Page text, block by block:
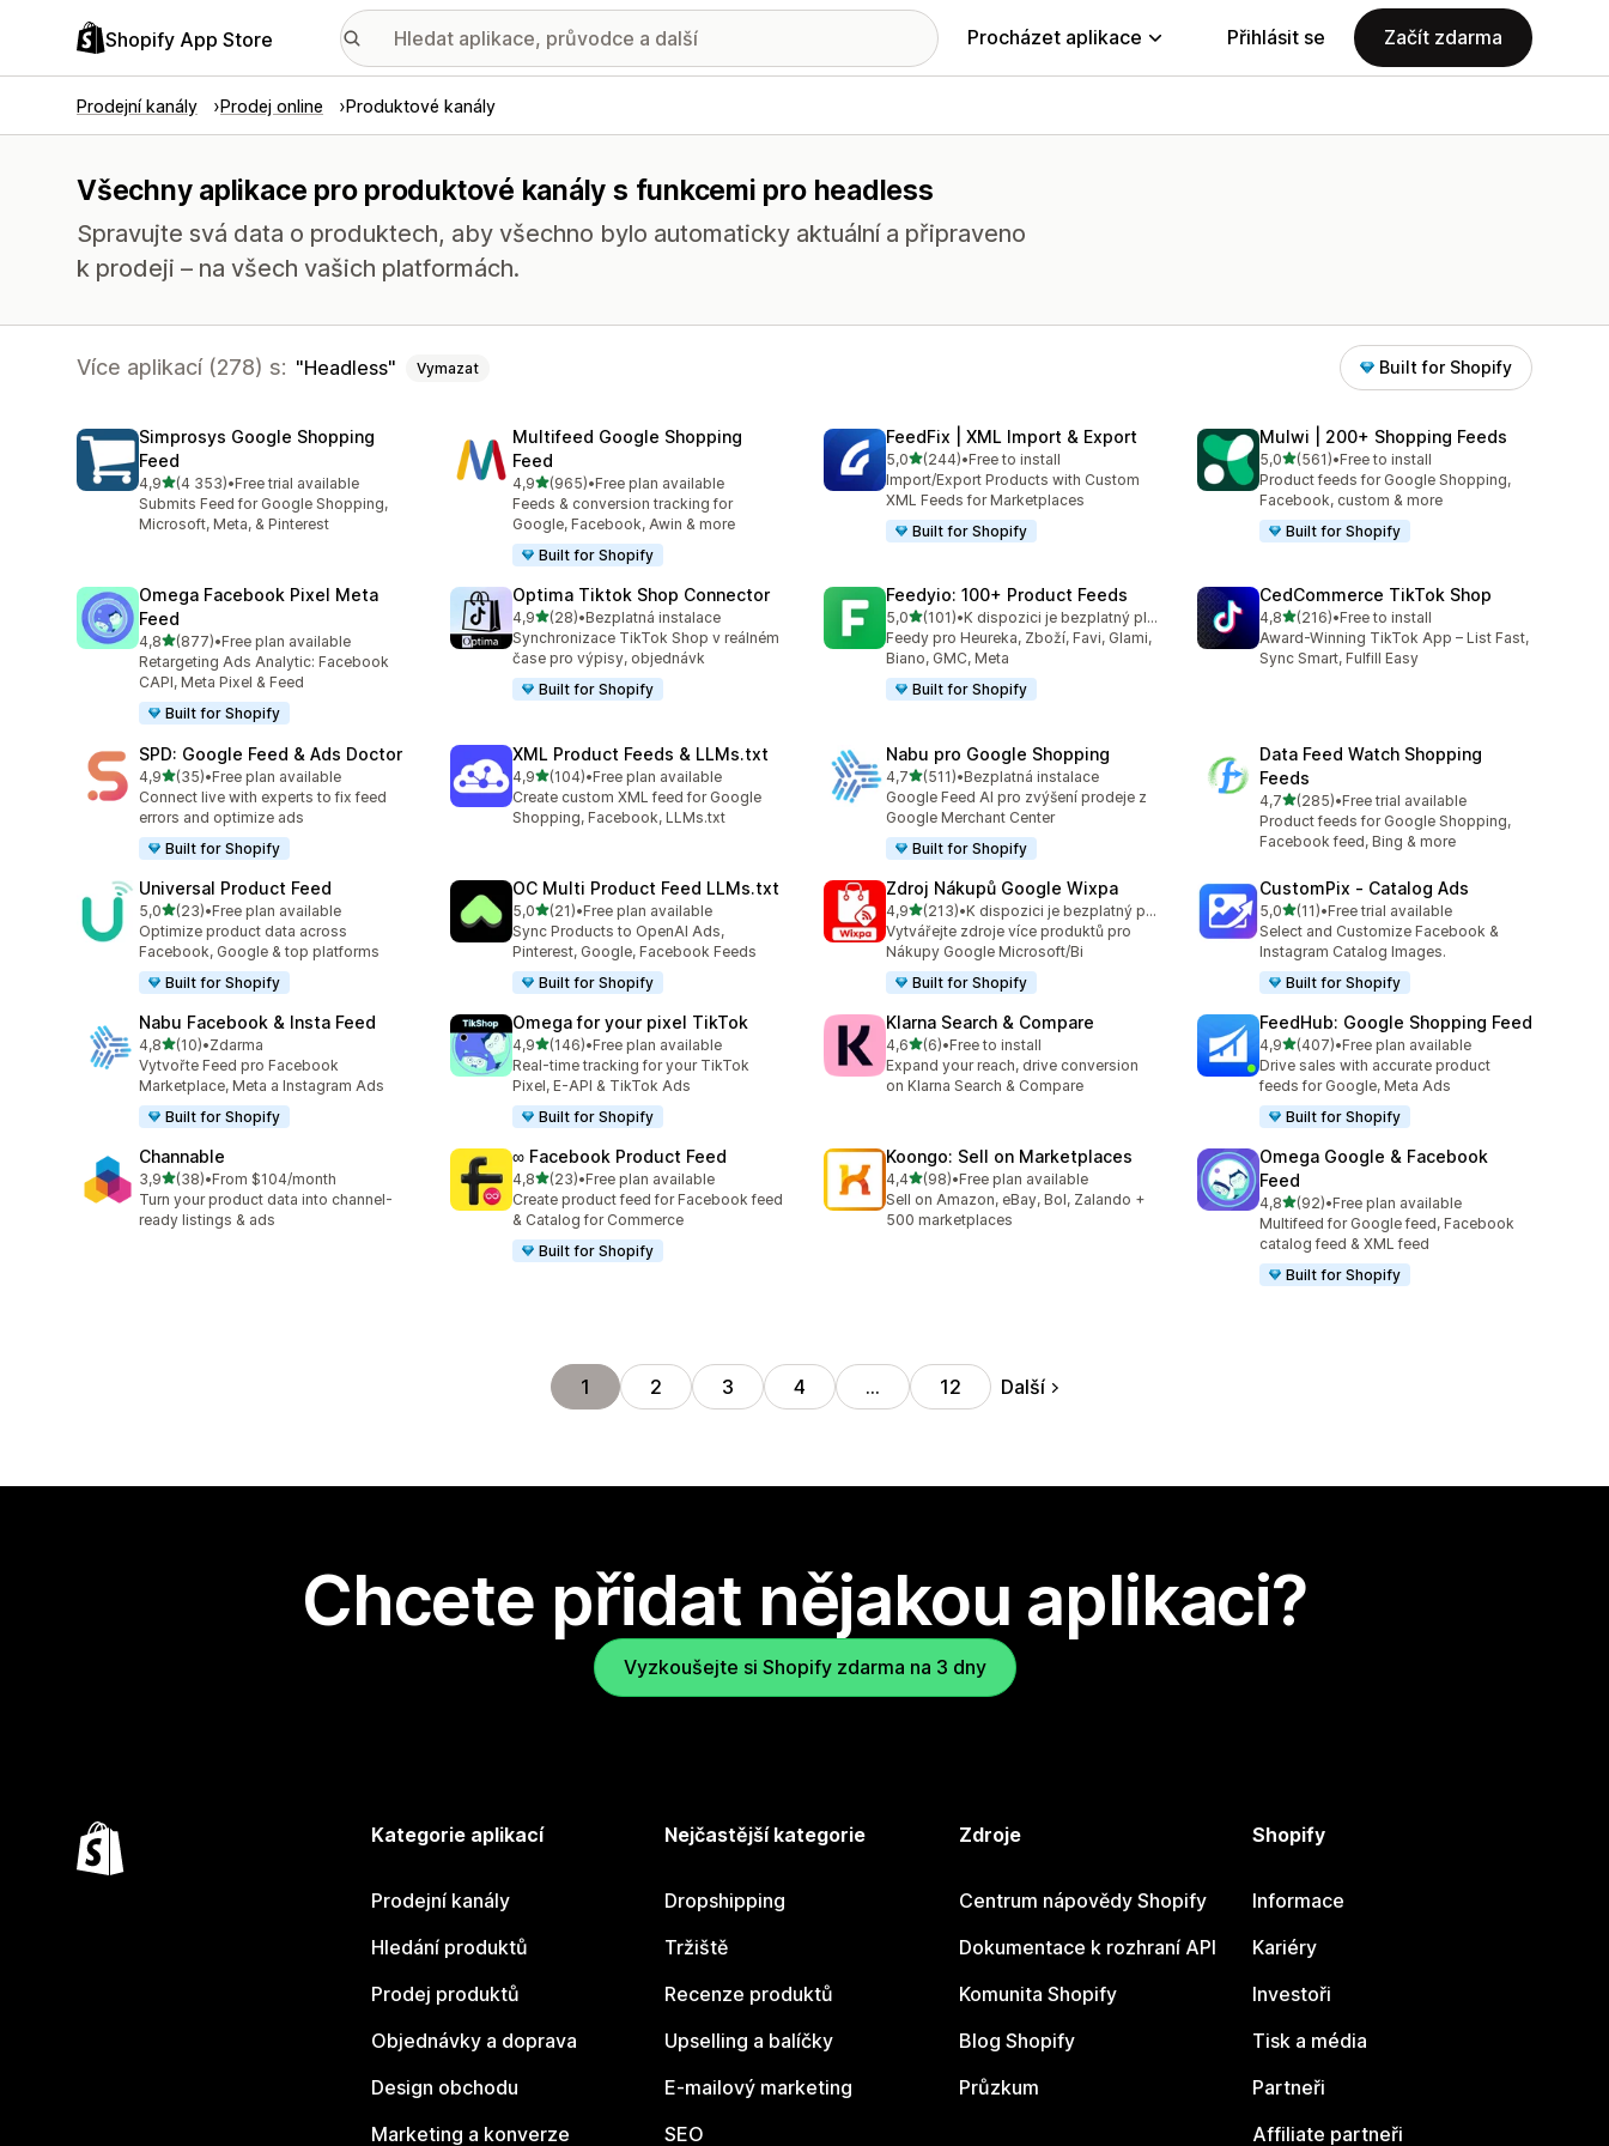
Shopify App Store Procházet aplikace Přihlásit se Začít zdarma
Prodejní kanály Prodej online Produktové kanály
Všechny aplikace pro produktové kanály s funkcemi pro headless
Spravujte svá data o produktech, aby všechno bylo automaticky aktuální a připraveno
k prodeji – na všech vašich platformách.
Více aplikací (278) s: Headless Vymazat Built for Shopify
Simprosys Google Shopping
Feed
4,9z 5 hvězd
(4 353)
Celkový počet recenzí: 4353
•Free trial available
Submits Feed for Google Shopping,
Microsoft, Meta, & Pinterest
Multifeed Google Shopping
Feed
4,9z 5 hvězd
(965)
Celkový počet recenzí: 965
•Free plan available
Feeds & conversion tracking for
Google, Facebook, Awin & more
Built for Shopify
FeedFix | XML Import & Export
5,0z 5 hvězd
(244)
Celkový počet recenzí: 244
•Free to install
Import/Export Products with Custom
XML Feeds for Marketplaces
Built for Shopify
Mulwi | 200+ Shopping Feeds
5,0z 5 hvězd
(561)
Celkový počet recenzí: 561
•Free to install
Product feeds for Google Shopping,
Facebook, custom & more
Built for Shopify
Omega Facebook Pixel Meta
Feed
4,8z 5 hvězd
(877)
Celkový počet recenzí: 877
•Free plan available
Retargeting Ads Analytic: Facebook
CAPI, Meta Pixel & Feed
Built for Shopify
Optima Tiktok Shop Connector
4,9z 5 hvězd
(28)
Celkový počet recenzí: 28
•Bezplatná instalace
Synchronizace TikTok Shop v reálném
čase pro výpisy, objednávk
Built for Shopify
Feedyio: 100+ Product Feeds
5,0z 5 hvězd
(101)
Celkový počet recenzí: 101
•
K dispozici je bezplatný plán
Feedy pro Heureka, Zboží, Favi, Glami,
Biano, GMC, Meta
Built for Shopify
CedCommerce TikTok Shop
4,8z 5 hvězd
(216)
Celkový počet recenzí: 216
•Free to install
Award-Winning TikTok App – List Fast,
Sync Smart, Fulfill Easy
SPD: Google Feed & Ads Doctor
4,9z 5 hvězd
(35)
Celkový počet recenzí: 35
•Free plan available
Connect live with experts to fix feed
errors and optimize ads
Built for Shopify
XML Product Feeds & LLMs.txt
4,9z 5 hvězd
(104)
Celkový počet recenzí: 104
•Free plan available
Create custom XML feed for Google
Shopping, Facebook, LLMs.txt
Nabu pro Google Shopping
4,7z 5 hvězd
(511)
Celkový počet recenzí: 511
•Bezplatná instalace
Google Feed AI pro zvýšení prodeje z
Google Merchant Center
Built for Shopify
Data Feed Watch Shopping
Feeds
4,7z 5 hvězd
(285)
Celkový počet recenzí: 285
•Free trial available
Product feeds for Google Shopping,
Facebook feed, Bing & more
Universal Product Feed
5,0z 5 hvězd
(23)
Celkový počet recenzí: 23
•Free plan available
Optimize product data across
Facebook, Google & top platforms
Built for Shopify
OC Multi Product Feed LLMs.txt
5,0z 5 hvězd
(21)
Celkový počet recenzí: 21
•Free plan available
Sync Products to OpenAI Ads,
Pinterest, Google, Facebook Feeds
Built for Shopify
Zdroj Nákupů Google Wixpa
4,9z 5 hvězd
(213)
Celkový počet recenzí: 213
•
K dispozici je bezplatný plán
Vytvářejte zdroje více produktů pro
Nákupy Google Microsoft/Bi
Built for Shopify
CustomPix ‑ Catalog Ads
5,0z 5 hvězd
(11)
Celkový počet recenzí: 11
•Free trial available
Select and Customize Facebook &
Instagram Catalog Images.
Built for Shopify
Nabu Facebook & Insta Feed
4,8z 5 hvězd
(10)
Celkový počet recenzí: 10
•Zdarma
Vytvořte Feed pro Facebook
Marketplace, Meta a Instagram Ads
Built for Shopify
Omega for your pixel TikTok
4,9z 5 hvězd
(146)
Celkový počet recenzí: 146
•Free plan available
Real-time tracking for your TikTok
Pixel, E-API & TikTok Ads
Built for Shopify
Klarna Search & Compare
4,6z 5 hvězd
(6)
Celkový počet recenzí: 6
•Free to install
Expand your reach, drive conversion
on Klarna Search & Compare
FeedHub: Google Shopping Feed
4,9z 5 hvězd
(407)
Celkový počet recenzí: 407
•Free plan available
Drive sales with accurate product
feeds for Google, Meta Ads
Built for Shopify
Channable
3,9z 5 hvězd
(38)
Celkový počet recenzí: 38
•From $104/month
Turn your product data into channel-
ready listings & ads
∞ Facebook Product Feed
4,8z 5 hvězd
(23)
Celkový počet recenzí: 23
•Free plan available
Create product feed for Facebook feed
& Catalog for Commerce
Built for Shopify
Koongo: Sell on Marketplaces
4,4z 5 hvězd
(98)
Celkový počet recenzí: 98
•Free plan available
Sell on Amazon, eBay, Bol, Zalando +
500 marketplaces
Omega Google & Facebook
Feed
4,8z 5 hvězd
(92)
Celkový počet recenzí: 92
•Free plan available
Multifeed for Google feed, Facebook
catalog feed & XML feed
Built for Shopify
1 2 3 4 … 12 Další
Chcete přidat nějakou aplikaci?
Vyzkoušejte si Shopify zdarma na 3 dny
Kategorie aplikací
Prodejní kanály
Hledání produktů
Prodej produktů
Objednávky a doprava
Design obchodu
Marketing a konverze
Nejčastější kategorie
Dropshipping
Tržiště
Recenze produktů
Upselling a balíčky
E-mailový marketing
SEO
Zdroje
Centrum nápovědy Shopify
Dokumentace k rozhraní API
Komunita Shopify
Blog Shopify
Průzkum
Shopify
Informace
Kariéry
Investoři
Tisk a média
Partneři
Affiliate partneři